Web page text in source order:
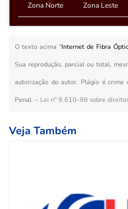
Zona Norte Zona Leste
O texto acima "Internet de Fibra
Sua reprodução, parcial ou total,
autorização do autor. Plágio é
Penal. – Lei n° 9.610-98 sobre
Veja Também